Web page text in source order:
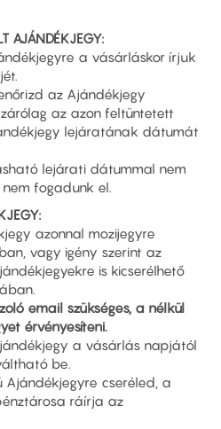
AJÁNDÉKJEGY:
a vásárláskor írjuk
az Ajándékjegy
az azon feltüntetett
lejáratának dátumát
lejárati dátummal nem
fogadunk el.
azonnal mozijegyre
vagy igény szerint az
is kicserélhető
email szükséges, a nélkül
érvényesíteni.
a vásárlás napjától
be.
cseréled, a
ráírja az